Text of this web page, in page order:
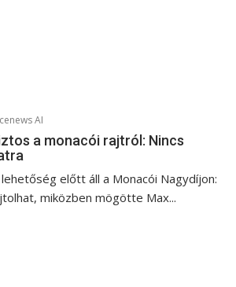
AI
a monacói rajtról: Nincs
előtt áll a Monacói Nagydíjon:
miközben mögötte Max...